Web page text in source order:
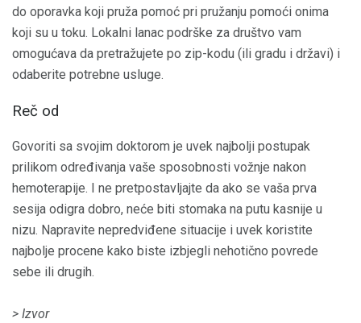
do oporavka koji pruža pomoć pri pružanju pomoći onima
koji su u toku. Lokalni lanac podrške za društvo vam
omogućava da pretražujete po zip-kodu (ili gradu i državi) i
odaberite potrebne usluge.
Reč od
Govoriti sa svojim doktorom je uvek najbolji postupak
prilikom određivanja vaše sposobnosti vožnje nakon
hemoterapije. I ne pretpostavljajte da ako se vaša prva
sesija odigra dobro, neće biti stomaka na putu kasnije u
nizu. Napravite nepredviđene situacije i uvek koristite
najbolje procene kako biste izbjegli nehotično povrede
sebe ili drugih.
> Izvor